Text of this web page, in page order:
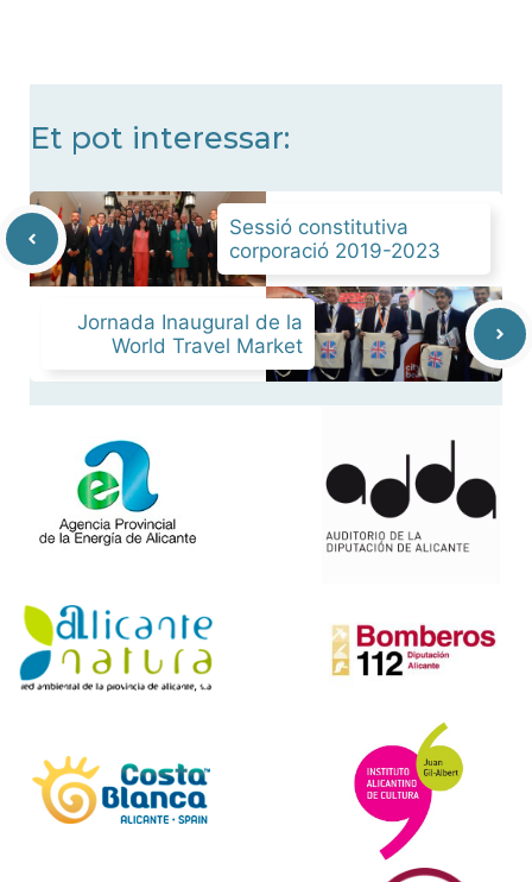
Et pot interessar:
Sessió constitutiva
corporació 2019-2023
Jornada Inaugural de la
World Travel Market